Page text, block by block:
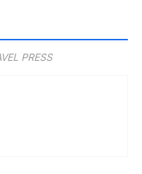
PRESS